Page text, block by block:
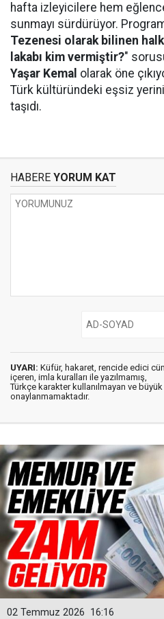
hafta izleyicilere hem
sunmayı sürdürüyor.
Tezenesi olarak bilinen halk
lakabı kim vermiştir?"
Yaşar Kemal olarak öne
Türk kültüründeki eşsiz
taşıdı.
HABERE YORUM KAT
UYARI: Küfür, hakaret, rencide edici
içeren, imla kuralları ile yazılmamış,
Türkçe karakter kullanılmayan ve
onaylanmamaktadır.
16:16
02 Temmuz 2026